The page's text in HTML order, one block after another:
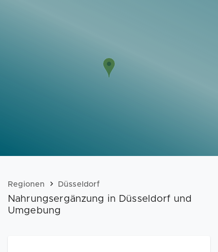
Webinare
Regionen Düsseldorf
Nahrungsergänzung in Düsseldorf und
Umgebung